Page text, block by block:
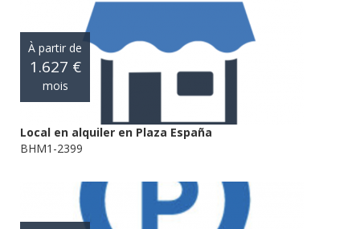
À partir de
1.627 €
mois
Local en alquiler en Plaza España
BHM1-2399